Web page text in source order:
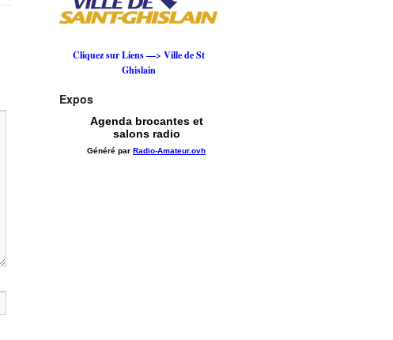
Cliquez sur Liens —> Ville de St
Ghislain
Expos